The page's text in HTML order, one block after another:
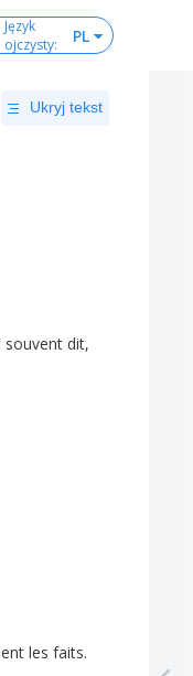
Język
ojczysty: PL
Ukryj tekst
souvent dit,
les faits.